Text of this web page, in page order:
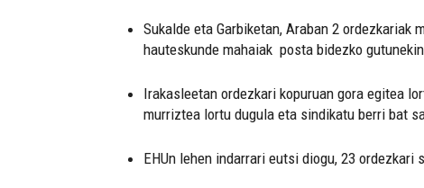
Sukalde eta Garbiketan, Araban 2
hauteskunde mahaiak posta bidezko
Irakasleetan ordezkari kopuruan gora egitea
murriztea lortu dugula eta sindikatu berri bat
EHUn lehen indarrari eutsi diogu, 23 ordezkari